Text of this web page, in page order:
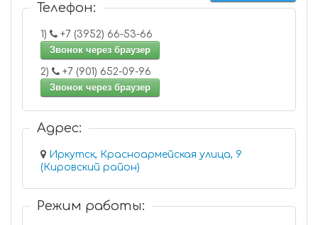
Телефон:
1)
+7 (3952) 66-53-66
Звонок через браузер
2)
+7 (901) 652-09-96
Звонок через браузер
Адрес:
Иркутск, Красноармейская улица, 9
(Кировский район)
Режим работы: